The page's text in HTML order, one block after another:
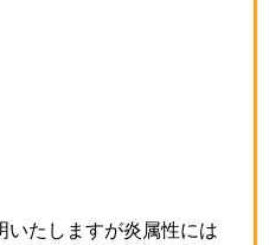
いたしますが炎属性には